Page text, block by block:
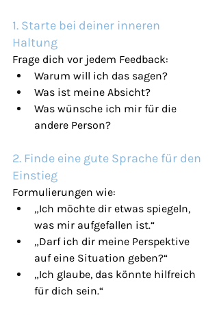
1. Starte bei deiner inneren
Haltung
Frage dich vor jedem Feedback:
Warum will ich das sagen?
Was ist meine Absicht?
Was wünsche ich mir für die
andere Person?
2. Finde eine gute Sprache für den
Einstieg
Formulierungen wie:
„Ich möchte dir etwas spiegeln,
was mir aufgefallen ist.“
„Darf ich dir meine Perspektive
auf eine Situation geben?“
„Ich glaube, das könnte hilfreich
für dich sein.“